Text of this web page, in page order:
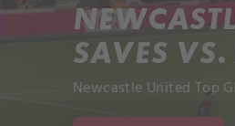
SAVES
Newcastle United Top